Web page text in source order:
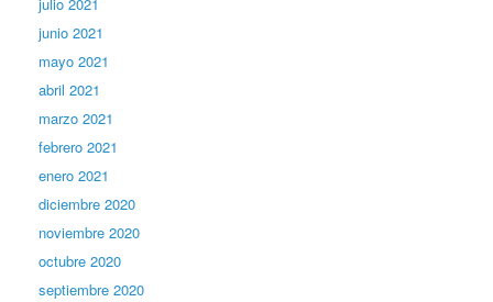
junio 2021
mayo 2021
abril 2021
marzo 2021
febrero 2021
enero 2021
diciembre 2020
noviembre 2020
octubre 2020
septiembre 2020